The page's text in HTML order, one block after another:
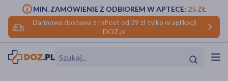
Darmowa dostawa z InPost od 39 zł tylko w aplikacji
DOZ.pl
MIN. ZAMÓWIENIE Z ODBIOREM W APTECE: 25 ZŁ